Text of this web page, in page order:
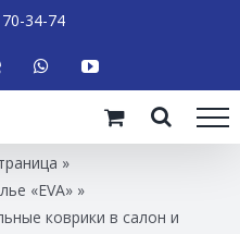
34-74
»
«EVA» »
коврики в салон и